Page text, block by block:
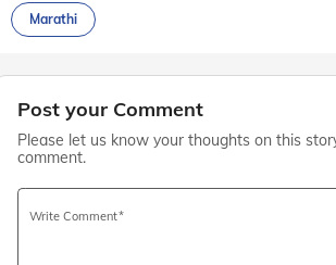
Marathi
Post your Comment
Please let us know your thoughts on this
comment.
Write Comment